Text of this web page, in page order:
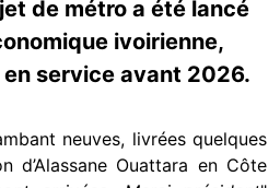
de métro a été lancé
ivoirienne,
en service avant 2026.
neuves, livrées quelques
d’Alassane Ouattara en Côte